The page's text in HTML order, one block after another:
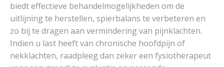
biedt effectieve behandelmogelijkheden om de
uitlijning te herstellen, spierbalans te verbeteren en
zo bij te dragen aan vermindering van pijnklachten.
Indien u last heeft van chronische hoofdpijn of
nekklachten, raadpleeg dan zeker een fysiotherapeut